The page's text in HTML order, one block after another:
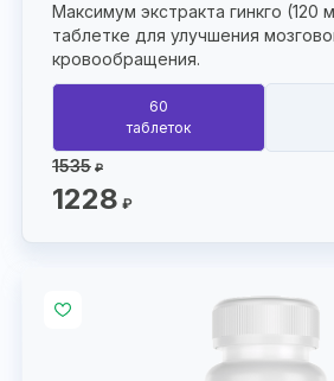
Максимум экстракта гинкго (120
таблетке для улучшения
кровообращения.
60
таблеток
1535 ₽
1228 ₽